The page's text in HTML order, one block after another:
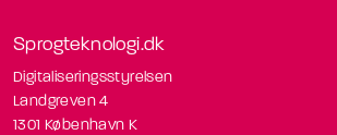
Sprogteknologi.dk
Digitaliseringsstyrelsen
Landgreven 4
1301 København K